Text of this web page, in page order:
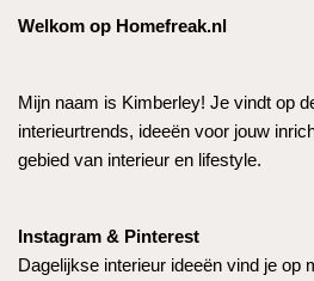
Welkom op Homefreak.nl
Mijn naam is Kimberley! Je vindt op
interieurtrends, ideeën voor jouw
gebied van interieur en lifestyle.
Instagram & Pinterest
Dagelijkse interieur ideeën vind je op